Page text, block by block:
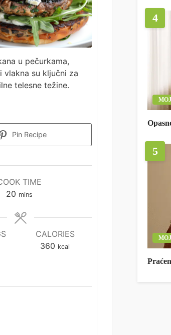
u pečurkama,
vlakna su ključni za
telesne težine.
Pin Recipe
TIME
20 minutes
mins
CALORIES
360 kcal
4
5